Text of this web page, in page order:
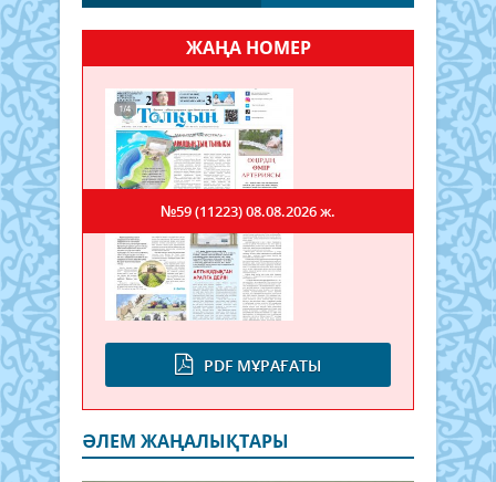
ЖАҢА НОМЕР
PDF МҰРАҒАТЫ
№59 (11223)08.08.2026 ж.
ӘЛЕМ ЖАҢАЛЫҚТАРЫ